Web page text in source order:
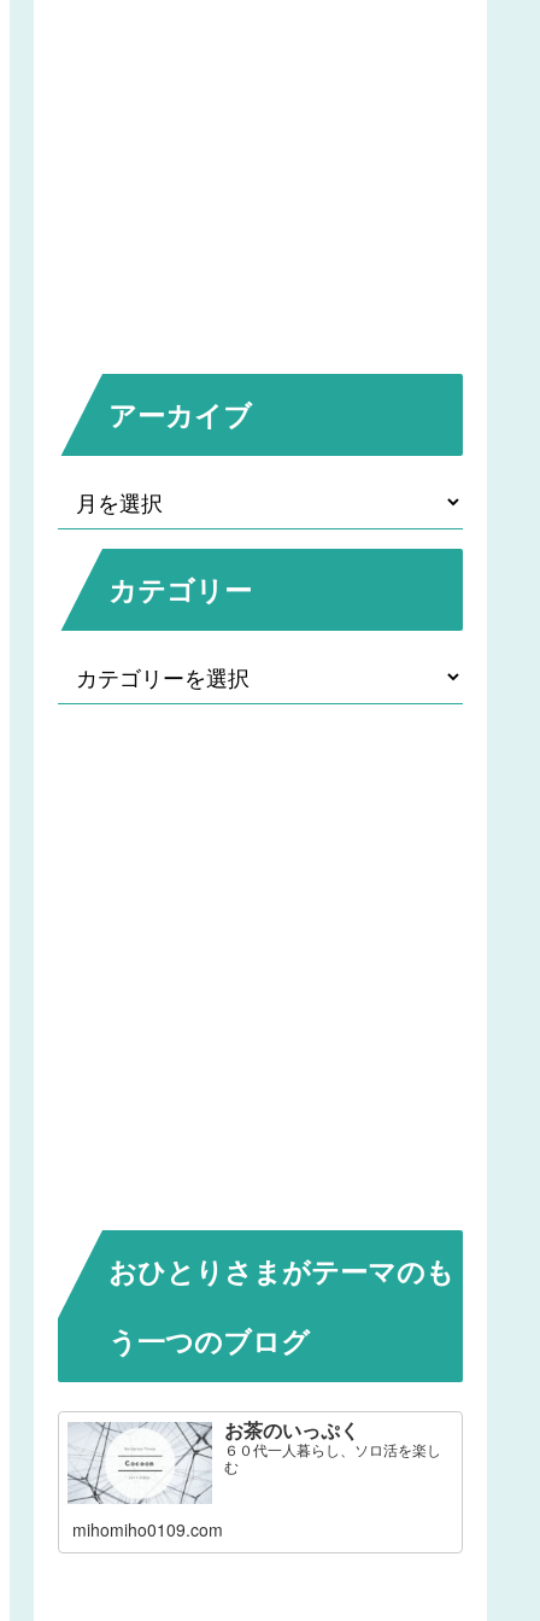
アーカイブ
カテゴリー
おひとりさまがテーマのも
う一つのブログ
お茶のいっぷく
６０代一人暮らし、ソロ活を楽し
む
mihomiho0109.com